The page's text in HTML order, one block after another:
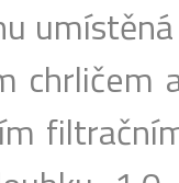
chrličem